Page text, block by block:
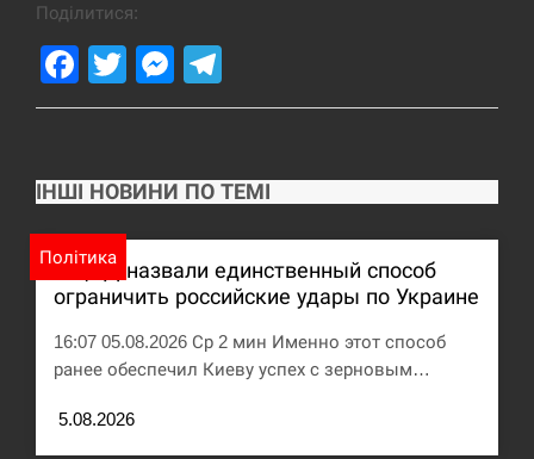
Поділитися:
Facebook
TwitterMessenger
ІНШІ НОВИНИ ПО ТЕМІ
Політика
В ЦПД назвали единственный способ
ограничить российские удары по Украине
16:07 05.08.2026 Ср 2 мин Именно этот способ
ранее обеспечил Киеву успех с зерновым…
5.08.2026